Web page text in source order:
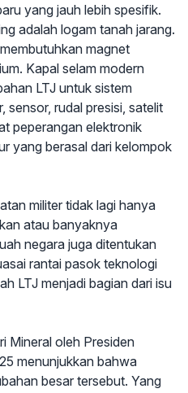
yang jauh lebih spesifik.
adalah logam tanah jarang.
magnet
Kapal selam modern
LTJ untuk sistem
sensor, rudal presisi, satelit
peperangan elektronik
yang berasal dari kelompok
militer tidak lagi hanya
atau banyaknya
negara juga ditentukan
rantai pasok teknologi
LTJ menjadi bagian dari isu
Mineral oleh Presiden
menunjukkan bahwa
besar tersebut. Yang